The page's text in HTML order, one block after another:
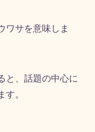
ワサを意味しま
と、話題の中心に
。